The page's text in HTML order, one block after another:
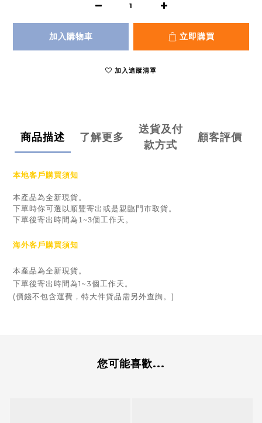
加入購物車 立即購買
加入追蹤清單
商品描述 了解更多
送貨及付
款方式
顧客評價
本地客戶購買須知
本產品為全新現貨。
下單時你可選以順豐寄出或是親臨門市取貨。
下單後寄出時間為1~3個工作天。
海外客戶購買須知
本產品為全新現貨。
下單後寄出時間為1~3個工作天。
(價錢不包含運費，特大件貨品需另外查詢。)
您可能喜歡...